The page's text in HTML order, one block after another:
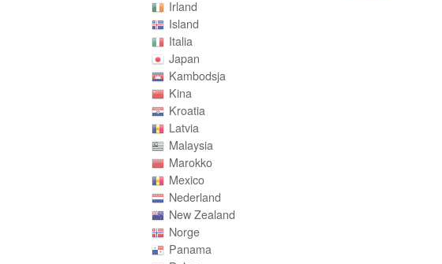
Irland
Island
Italia
Japan
Kambodsja
Kina
Kroatia
Latvia
Malaysia
Marokko
Mexico
Nederland
New Zealand
Norge
Panama